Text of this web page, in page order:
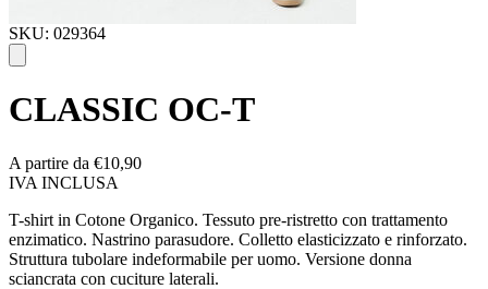
SKU: 029364
CLASSIC OC-T
A partire da €10,90
IVA INCLUSA
T-shirt in Cotone Organico. Tessuto pre-ristretto con trattamento
enzimatico. Nastrino parasudore. Colletto elasticizzato e rinforzato.
Struttura tubolare indeformabile per uomo. Versione donna
sciancrata con cuciture laterali.